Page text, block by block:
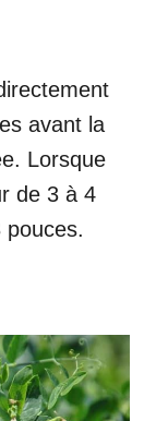
avant la
Lorsque
de 3 à 4
pouces.